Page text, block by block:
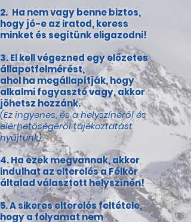
Ha nem vagy benne biztos,
hogy jó-e az iratod, keress
minket és segítünk eligazodni!
El kell végezned egy előzetes
állapotfelmérést,
ahol ha megállapítják, hogy
alkalmi fogyasztó vagy, akkor
jöhetsz hozzánk.
(Ez ingyenes, és a helyszínéről és
elérhetőségéről tájékoztatást
nyújtunk)
Ha ezek megvannak, akkor
indulhat az elterelés a Félkör
általad választott helyszínén!
A sikeres elterelés feltétele,
hogy a folyamat nem